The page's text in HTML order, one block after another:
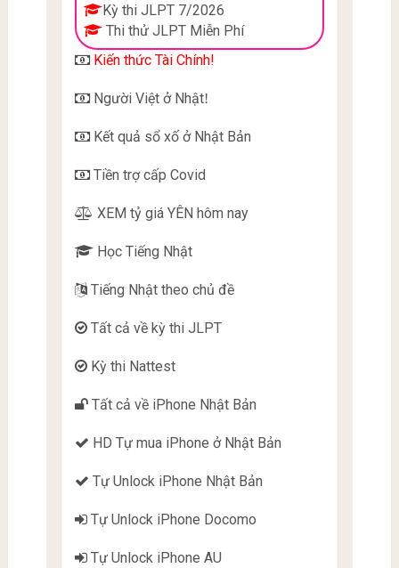
Kỳ thi JLPT 7/2026
Thi thử JLPT Miễn Phí
Kiến thức Tài Chính!
Người Việt ở Nhật!
Kết quả sổ xố ở Nhật Bản
Tiền trợ cấp Covid
XEM tỷ giá YÊN hôm nay
Học Tiếng Nhật
Tiếng Nhật theo chủ đề
Tất cả về kỳ thi JLPT
Kỳ thi Nattest
Tất cả về iPhone Nhật Bản
HD Tự mua iPhone ở Nhật Bản
Tự Unlock iPhone Nhật Bản
Tự Unlock iPhone Docomo
Tự Unlock iPhone AU